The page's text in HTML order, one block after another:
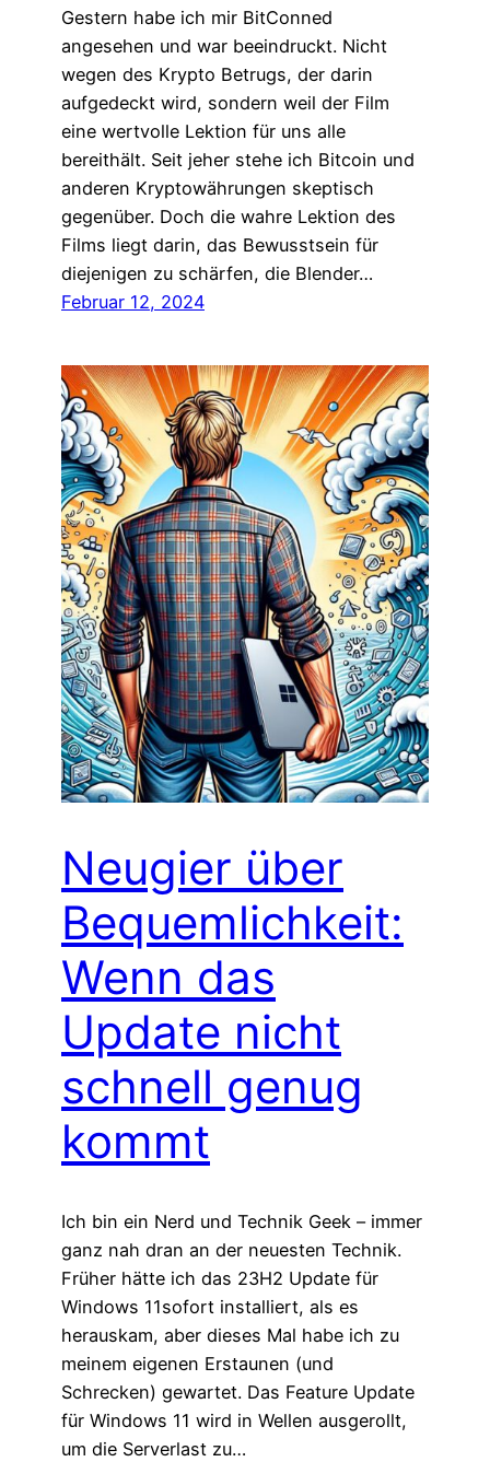
Gestern habe ich mir BitConned
angesehen und war beeindruckt. Nicht
wegen des Krypto Betrugs, der darin
aufgedeckt wird, sondern weil der Film
eine wertvolle Lektion für uns alle
bereithält. Seit jeher stehe ich Bitcoin und
anderen Kryptowährungen skeptisch
gegenüber. Doch die wahre Lektion des
Films liegt darin, das Bewusstsein für
diejenigen zu schärfen, die Blender…
Februar 12, 2024
Neugier über
Bequemlichkeit:
Wenn das
Update nicht
schnell genug
kommt
Ich bin ein Nerd und Technik Geek – immer
ganz nah dran an der neuesten Technik.
Früher hätte ich das 23H2 Update für
Windows 11sofort installiert, als es
herauskam, aber dieses Mal habe ich zu
meinem eigenen Erstaunen (und
Schrecken) gewartet. Das Feature Update
für Windows 11 wird in Wellen ausgerollt,
um die Serverlast zu…